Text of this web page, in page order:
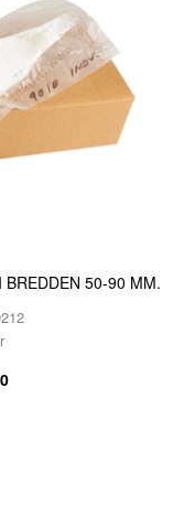
50-90 MM.